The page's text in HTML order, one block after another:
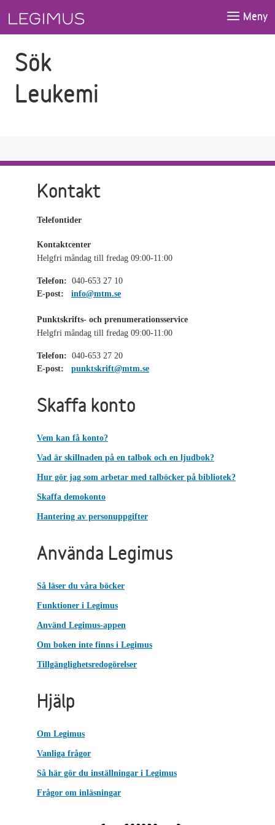
Meny
Sök
Leukemi
Kontakt
Telefontider
Kontaktcenter
Helgfri måndag till fredag 09:00-11:00
Telefon: 040-653 27 10
E-post:
info@mtm.se
Punktskrifts- och prenumerationsservice
Helgfri måndag till fredag 09:00-11:00
Telefon: 040-653 27 20
E-post:
punktskrift@mtm.se
Skaffa konto
Vem kan få konto?
Vad är skillnaden på en talbok och en ljudbok?
Hur gör jag som arbetar med talböcker på bibliotek?
Skaffa demokonto
Hantering av personuppgifter
Använda Legimus
Så läser du våra böcker
Funktioner i Legimus
Använd Legimus-appen
Om boken inte finns i Legimus
Tillgänglighetsredogörelser
Hjälp
Om Legimus
Vanliga frågor
Så här gör du inställningar i Legimus
Frågor om inläsningar